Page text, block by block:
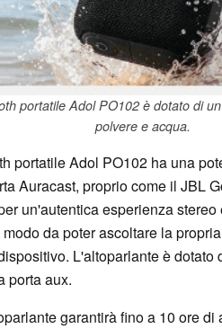
portatile Adol PO102 è dotato di
polvere e acqua.
portatile Adol PO102 ha una
Auracast, proprio come il JBL
un'autentica esperienza
da poter ascoltare la
L'altoparlante è dotato
porta aux.
garantirà fino a 10 ore